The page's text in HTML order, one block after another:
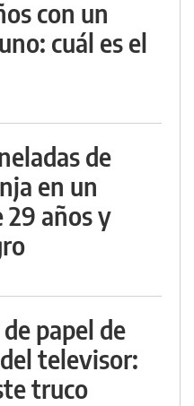
con un
cuál es el
de
en un
29 años y
papel de
televisor:
truco